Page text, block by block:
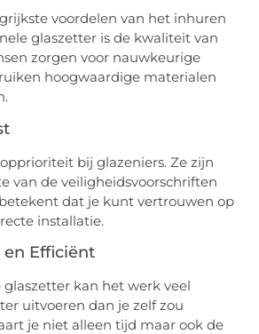
voordelen van het inhuren
glaszetter is de kwaliteit van
zorgen voor nauwkeurige
hoogwaardige materialen
bij glazeniers. Ze zijn
van de veiligheidsvoorschriften
dat je kunt vertrouwen op
installatie.
Efficiënt
glaszetter kan het werk veel
uitvoeren dan je zelf zou
je niet alleen tijd maar ook de